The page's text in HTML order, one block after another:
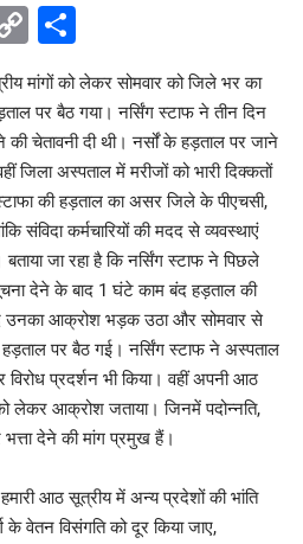
Copy
Link
मांगों को लेकर सोमवार को जिले भर का
पर बैठ गया। नर्सिंग स्टाफ ने तीन दिन
चेतावनी दी थी। नर्सों के हड़ताल पर जाने
जिला अस्पताल में मरीजों को भारी दिक्कतों
की हड़ताल का असर जिले के पीएचसी,
संविदा कर्मचारियों की मदद से व्यवस्थाएं
जा रहा है कि नर्सिंग स्टाफ ने पिछले
देने के बाद 1 घंटे काम बंद हड़ताल की
उनका आक्रोश भड़क उठा और सोमवार से
हड़ताल पर बैठ गई। नर्सिंग स्टाफ ने अस्पताल
विरोध प्रदर्शन भी किया। वहीं अपनी आठ
लेकर आक्रोश जताया। जिनमें पदोन्नति,
देने की मांग प्रमुख हैं।
आठ सूत्रीय में अन्य प्रदेशों की भांति
के वेतन विसंगति को दूर किया जाए,